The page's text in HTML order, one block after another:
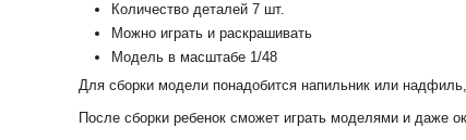
Количество деталей 7 шт.
Можно играть и раскрашивать
Модель в масштабе 1/48
Для сборки модели понадобится напильник или
После сборки ребенок сможет играть моделями и даже